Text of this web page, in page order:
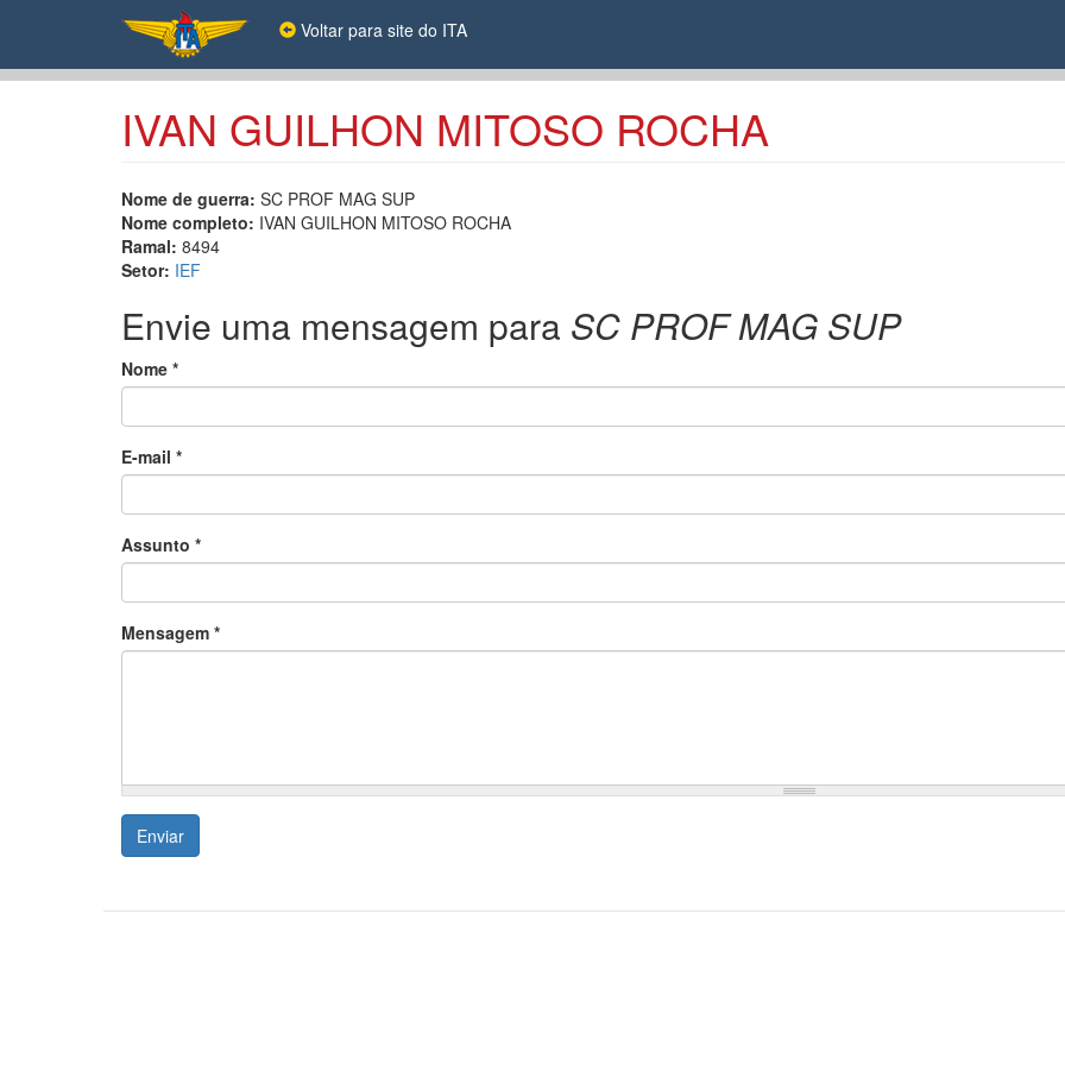
conteúdo
Voltar para site do ITA
IVAN GUILHON MITOSO ROCHA
Nome de guerra: SC PROF MAG SUP
Nome completo: IVAN GUILHON MITOSO ROCHA
Ramal: 8494
Setor: IEF
Envie uma mensagem para SC PROF MAG SUP
Nome *
E-mail *
Assunto *
Mensagem *
Enviar